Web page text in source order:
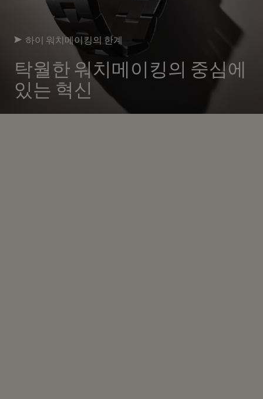
하이 워치메이킹의 한계
탁월한 워치메이킹의 중심에
있는 혁신